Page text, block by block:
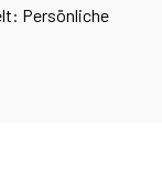
Persönliche